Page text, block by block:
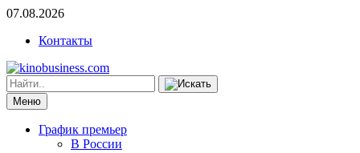
07.08.2026
Контакты
Меню
График премьер
В России